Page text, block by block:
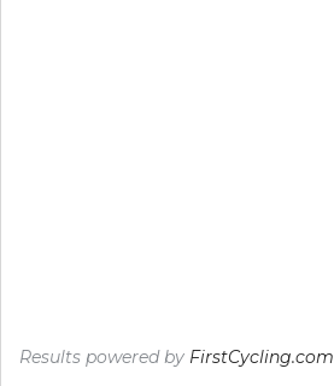
Results powered by FirstCycling.com